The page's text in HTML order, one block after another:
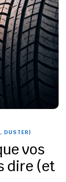
DUSTER)
vos
dire (et